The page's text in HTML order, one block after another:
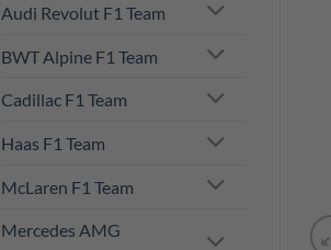
Audi Revolut F1 Team
BWT Alpine F1 Team
Cadillac F1 Team
Haas F1 Team
McLaren F1 Team
Mercedes AMG